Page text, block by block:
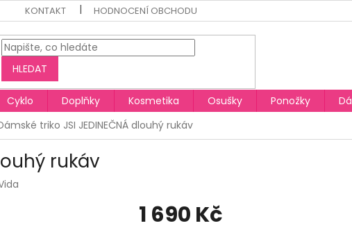
KONTAKT HODNOCENÍ OBCHODU
HLEDAT
Cyklo Doplňky Kosmetika Osušky Ponožky
triko JSI JEDINEČNÁ dlouhý rukáv
rukáv
1 690 Kč